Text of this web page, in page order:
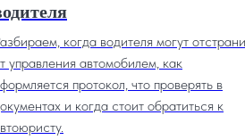
когда водителя могут
управления автомобилем, как
протокол, что проверять в
и когда стоит обратиться к